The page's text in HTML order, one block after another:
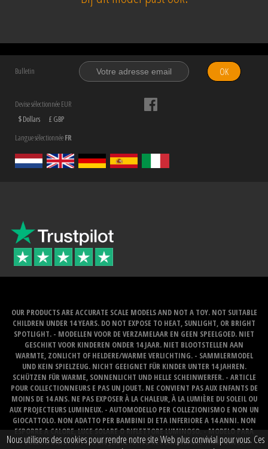
Bulletin OK
Devise sélectionnée EUR
$ Dollars
£ GBP
Langue sélectionnéeFR
OUR PRODUCTS ARE ACCURATE SCALE MODELS AND NOT A TOY. NOT SUITABLE
CHILDREN UNDER 14 YEARS. DO NOT EXPOSE TO HEAT, SUNLIGHT, OR BRIGHT
SPOTLIGHT. - MODELLEN VOOR DE VERZAMELAAR EN GEEN SPEELGOED. NIET
GESCHIKT VOOR KINDEREN ONDER 14 JAAR. NIET BLOOTSTELLEN AAN
WARMTE, ZONLICHT OF HELDERE/WARME VERLICHTING. - SAMMLERMODEL
UND KEIN SPIELZEUG. NICHT GEEIGNET FÜR KINDER UNTER 14 JAHREN.
SCHÜTZEN FÜR WARME, SONNENLICHT UND HELLE SCHEINWERFER. - ARTICLE
POUR COLLECTIONNEURS E PAS UN JOUET. NE CONVIENT PAS AUX ENFANTS DE
MOINS DE 14 ANS. NE PAS EXPOSER À LA CHALEUR, À LA LUMIÈRE DU SOLEIL OU
AUX PROJECTEURS LUMINEUX. - AUTOMODELLO PER COLLEZIONISMO E NON UN
GIOCATTOLO. NON ADATTO PER BAMBINI DI ETA INFERIORE A 14 ANNI. NON
ESPORRE A CALORE, LUCE SOLARE O RIFLETTORE LUMINOSO. - MODELO PARA
COLECCIONISTAS Y NO UN JUGUETE. NO RECOMENDABLE PARA NINOS
Nous utilisons des cookies pour rendre notre site Web plus convivial pour vous. Ces